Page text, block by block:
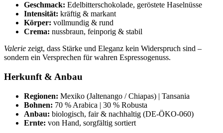
Geschmack: Edelbitterschokolade, geröstete Haselnüsse
Intensität: kräftig & markant
Körper: vollmundig & rund
Crema: nussbraun, feinporig & stabil
Valerie zeigt, dass Stärke und Eleganz kein Widerspruch sind –
sondern ein Versprechen für wahren Espressogenuss.
Herkunft & Anbau
Regionen: Mexiko (Jaltenango / Chiapas) | Tansania
Bohnen: 70 % Arabica | 30 % Robusta
Anbau: biologisch, fair & nachhaltig (DE-ÖKO-060)
Ernte: von Hand, sorgfältig sortiert